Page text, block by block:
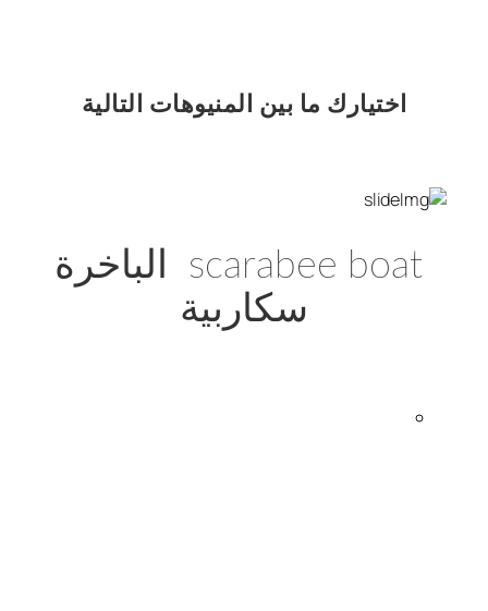
اختيارك ما بين المنيوهات التالية
scarabee boat الباخرة
سكاربية